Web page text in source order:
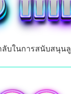
ลับในการสนับสนุน